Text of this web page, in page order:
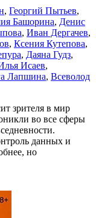
, Георгий Пытьев,
Башорина, Денис
, Иван Дергачев,
, Ксения Кутепова,
, Даяна Гудз,
Исаев,
Лапшина, Всеволод
зрителя в мир
во все сферы
данных и
но